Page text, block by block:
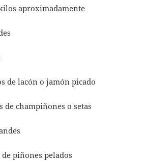
aproximadamente
de lacón o jamón picado
de champiñones o setas
piñones pelados